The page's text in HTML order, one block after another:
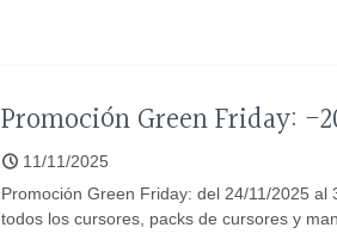
Promoción Green Friday: -
11/11/2025
Promoción Green Friday: del 24/11/2025
todos los cursores, packs de cursores y